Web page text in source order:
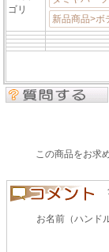
ゴリ
新品商品>ボ
この商品をお求
お名前（ハンド